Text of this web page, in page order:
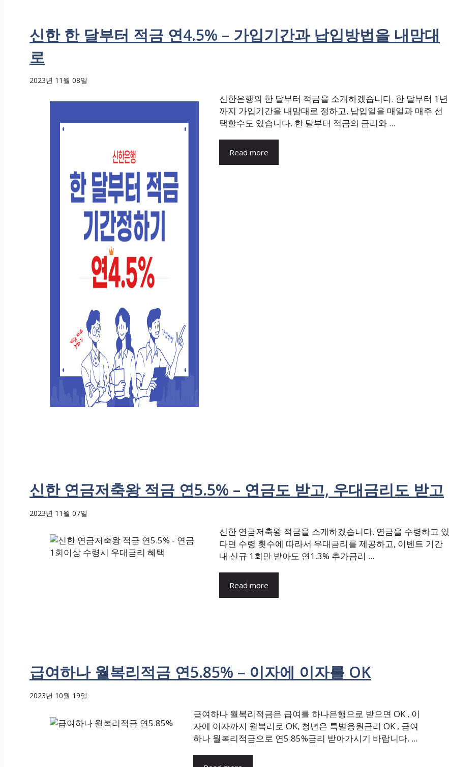
신한 한 달부터 적금 연4.5% – 가입기간과 납입방법을 내맘대
로
2023년 11월 08일
신한은행의 한 달부터 적금을 소개하겠습니다. 한 달부터 1년
까지 가입기간을 내맘대로 정하고, 납입일을 매일과 매주 선
택할수도 있습니다. 한 달부터 적금의 금리와 ...
Read more
신한 연금저축왕 적금 연5.5% – 연금도 받고, 우대금리도 받고
2023년 11월 07일
신한 연금저축왕 적금을 소개하겠습니다. 연금을 수령하고 있
다면 수령 횟수에 따라서 우대금리를 제공하고, 이벤트 기간
내 신규 1회만 받아도 연1.3% 추가금리 ...
Read more
급여하나 월복리적금 연5.85% – 이자에 이자를 OK
2023년 10월 19일
급여하나 월복리적금은 급여를 하나은행으로 받으면 OK , 이
자에 이자까지 월복리로 OK, 청년은 특별응원금리 OK , 급여
하나 월복리적금으로 연5.85%금리 받아가시기 바랍니다. ...